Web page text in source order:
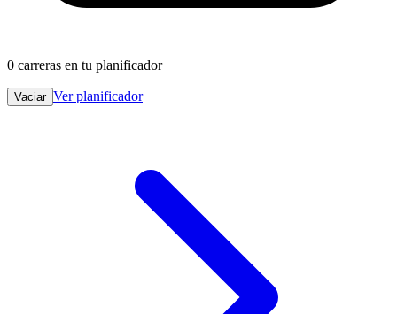
0 carreras en tu planificador
Vaciar Ver planificador